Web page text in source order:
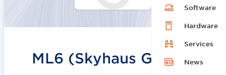
Software
Hardware
Services
News
ML6 (Skyhaus GmbH)